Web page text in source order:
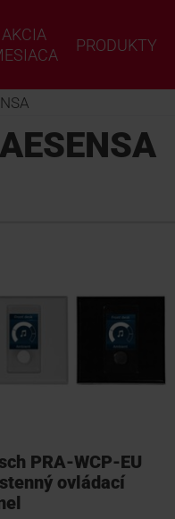
AKCIA
PRODUKTY
PRA-WCP-EU
ovládací